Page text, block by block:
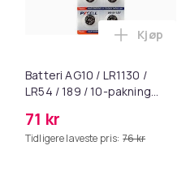
6-rørs fotpedal
Batteri AG10 / LR1130 /
LR54 / 189 / 10-pakning
71 kr
Tidligere laveste pris: 76 kr
Legg
Kjøp